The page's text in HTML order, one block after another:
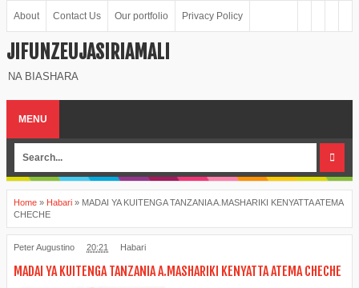
About Contact Us Our portfolio Privacy Policy
JIFUNZEUJASIRIAMALI
NA BIASHARA
MENU
Home » Habari » MADAI YA KUITENGA TANZANIA A.MASHARIKI KENYATTA ATEMA
CHECHE
Peter Augustino 20:21 Habari
MADAI YA KUITENGA TANZANIA A.MASHARIKI KENYATTA ATEMA CHECHE